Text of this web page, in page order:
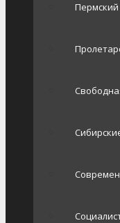
Пермский